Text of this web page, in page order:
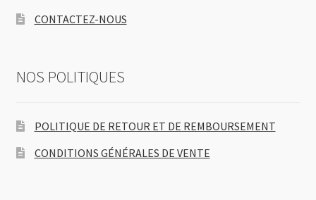
CONTACTEZ-NOUS
NOS POLITIQUES
POLITIQUE DE RETOUR ET DE REMBOURSEMENT
CONDITIONS GÉNÉRALES DE VENTE